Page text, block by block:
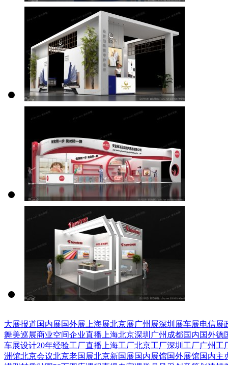
大展报道国内展国外展 上海展北京展广州展深圳展车展电信展
舞美巡展商业空间企业直播 上海北京深圳 广州 成都国内国外德
车展设计20年经验工厂直播 上海工厂北京工厂深圳工厂广州工
洲馆北京会议北京老国展北京新国展国内展馆国外展馆国内主